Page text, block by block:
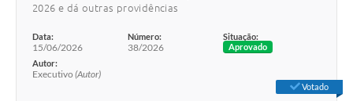
2026 e dá outras providências
Data:
15/06/2026
Número:
38/2026
Situação:
Aprovado
Autor:
Executivo (Autor)
Votado